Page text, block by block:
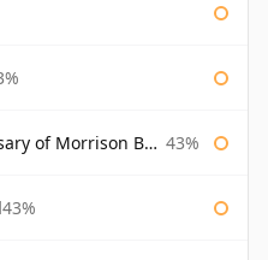
Morrison Bowmore 43%
43%